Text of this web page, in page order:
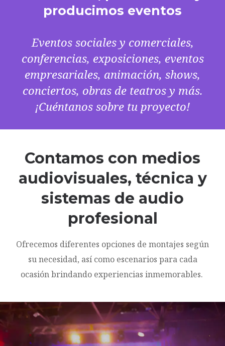
producimos eventos
Eventos sociales y comerciales,
conferencias, exposiciones, eventos
empresariales, animación, shows,
conciertos, obras de teatros y más.
¡Cuéntanos sobre tu proyecto!
Contamos con medios
audiovisuales, técnica y
sistemas de audio
profesional
Ofrecemos diferentes opciones de montajes según
su necesidad, así como escenarios para cada
ocasión brindando experiencias inmemorables.